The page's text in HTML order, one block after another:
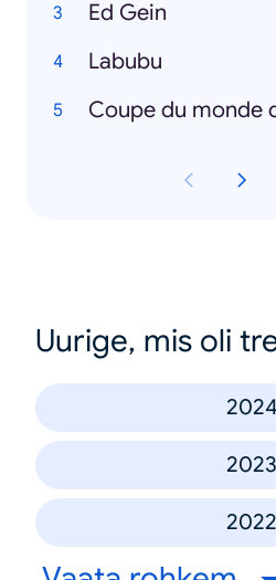
Ed Gein
Labubu
Uurige, mis oli
2024
2023
2022